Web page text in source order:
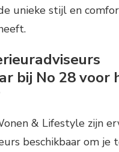
unieke stijl en
bij No 28 voor
& Lifestyle zijn
beschikbaar om je